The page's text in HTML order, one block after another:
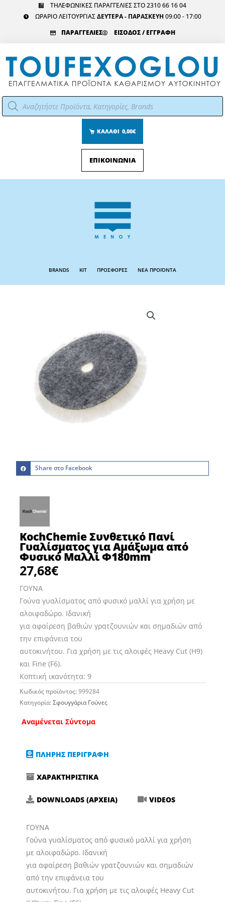
ΤΗΛΕΦΩΝΙΚΕΣ ΠΑΡΑΓΓΕΛΙΕΣ ΣΤΟ 2310 66 16 04
ΩΡΑΡΙΟ ΛΕΙΤΟΥΡΓΙΑΣΔΕΥΤΕΡΑ - ΠΑΡΑΣΚΕΥΗ 09:00 - 17:00
ΠΑΡΑΓΓΕΛΙΕΣ
ΕΙΣΟΔΟΣ / ΕΓΓΡΑΦΗ
Αναζήτηση
προϊόντων
ΚΑΛΑΘΙ 0,00€
ΕΠΙΚΟΙΝΩΝΙΑ
Menu
BRANDS KIT ΠΡΟΣΦΟΡΕΣ ΝΕΑ ΠΡΟΪΟΝΤΑ
Share στο Facebook
KochChemie Συνθετικό Πανί
Γυαλίσματος για Αμάξωμα από
Φυσικό Μαλλί Φ180mm
27,68€
ΓΟΥΝΑ
Γούνα γυαλίσματος από φυσικό μαλλί για χρήση με
αλοιφαδώρο. Ιδανική
για αφαίρεση βαθιών γρατζουνιών και σημαδιών από
την επιφάνεια του
αυτοκινήτου. Για χρήση με τις αλοιφές Heavy Cut (H9)
και Fine (F6).
Κοπτική ικανότητα: 9
Κωδικός προϊόντος:999284
Κατηγορία:Σφουγγάρια Γούνες
Αναμένεται Σύντομα
ΠΛΗΡΗΣ ΠΕΡΙΓΡΑΦΗ
ΧΑΡΑΚΤΗΡΙΣΤΙΚΑ
DOWNLOADS (ΑΡΧΕΙΑ) VIDEOS
ΓΟΥΝΑ
Γούνα γυαλίσματος από φυσικό μαλλί για χρήση
με αλοιφαδώρο. Ιδανική
για αφαίρεση βαθιών γρατζουνιών και σημαδιών
από την επιφάνεια του
αυτοκινήτου. Για χρήση με τις αλοιφές Heavy Cut